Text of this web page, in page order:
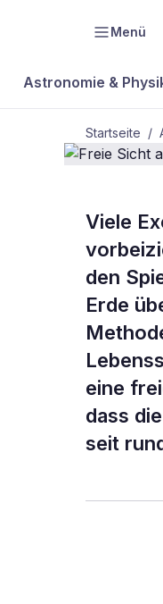
Menü
Astronomie &
Startseite /
Viele
den
Erde
eine
dass
seit